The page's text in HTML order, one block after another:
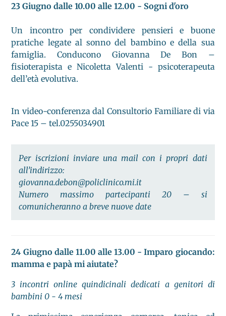
23 Giugno dalle 10.00 alle 12.00 - Sogni d'oro
Un incontro per condividere pensieri e buone
pratiche legate al sonno del bambino e della sua
famiglia. Conducono Giovanna De Bon –
fisioterapista e Nicoletta Valenti - psicoterapeuta
dell’età evolutiva.
In video-conferenza dal Consultorio Familiare di via
Pace 15 – tel.0255034901
Per iscrizioni inviare una mail con i propri dati
all’indirizzo:
giovanna.debon@policlinico.mi.it
Numero massimo partecipanti 20 – si
comunicheranno a breve nuove date
24 Giugno dalle 11.00 alle 13.00 - Imparo giocando:
mamma e papà mi aiutate?
3 incontri online quindicinali dedicati a genitori di
bambini 0 - 4 mesi